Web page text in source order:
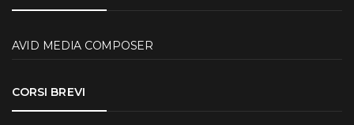
AVID MEDIA COMPOSER
CORSI BREVI